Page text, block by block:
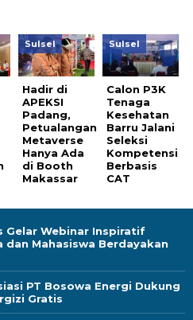
Sulsel
Hadir di
APEKSI
Padang,
Petualangan
Metaverse
Hanya Ada
di Booth
Makassar
Sulsel
Calon P3K
Tenaga
Kesehatan
Barru Jalani
Seleksi
Kompetensi
Berbasis
CAT
Gelar Webinar Inspiratif
dan Mahasiswa Berdayakan
PT Bosowa Energi Dukung
Gratis